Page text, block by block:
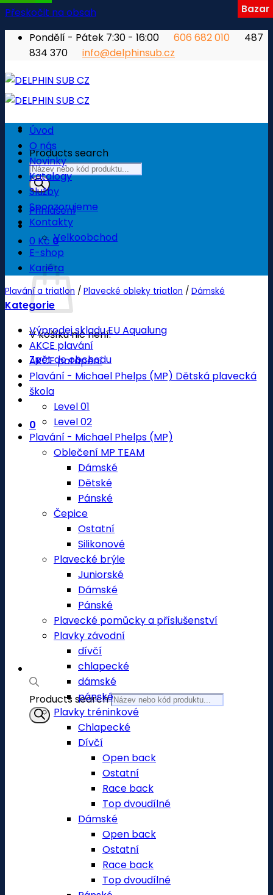
Přeskočit na obsah
Pondělí - Pátek 7:30 - 16:00
606 682 010
487
834 370
info@delphinsub.cz
Products search
Přihlášení
0 Kč 0
Košík
V košíku nic není.
Zpět do obchodu
0
Products search
Úvod
O nás
Novinky
Katalogy
Služby
Sponzorujeme
Kontakty
Velkoobchod
E-shop
Kariéra
Plavání a triatlon / Plavecké obleky triatlon / Dámské
Kategorie
Výprodej skladu EU Aqualung
AKCE plavání
AKCE potápění
Plavání - Michael Phelps (MP) Dětská plavecká
škola
Level 01
Level 02
Plavání - Michael Phelps (MP)
Oblečení MP TEAM
Dámské
Dětské
Pánské
Čepice
Ostatní
Silikonové
Plavecké brýle
Juniorské
Dámské
Pánské
Plavecké pomůcky a příslušenství
Plavky závodní
dívčí
chlapecké
dámské
pánské
Plavky tréninkové
Chlapecké
Dívčí
Open back
Ostatní
Race back
Top dvoudílné
Dámské
Open back
Ostatní
Race back
Top dvoudílné
Bazar